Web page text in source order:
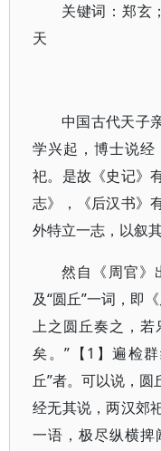
关键词：郑玄
天
中国古代天子
学兴起，博士说
祀。是故《史记》
志》，《后汉书》
外特立一志，以叙其
然自《周官》
及“圆丘”一词，即
上之圆丘奏之，
矣。”【1】遍检
丘”者。可以说，
经无其说，两汉郊
一语，极尽纵横